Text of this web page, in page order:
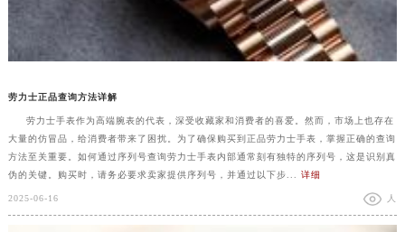
劳力士正品查询方法详解
劳力士手表作为高端腕表的代表，深受收藏家和消费者的喜爱。然而，市场上也存在
大量的仿冒品，给消费者带来了困扰。为了确保购买到正品劳力士手表，掌握正确的查询
方法至关重要。如何通过序列号查询劳力士手表内部通常刻有独特的序列号，这是识别真
伪的关键。购买时，请务必要求卖家提供序列号，并通过以下步... 详细
2025-06-16 人